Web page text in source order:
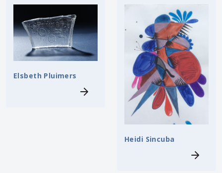
Elsbeth Pluimers
Heidi Sincuba